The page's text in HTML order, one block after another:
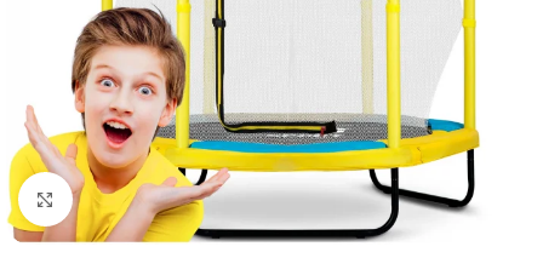
Клацніть, щоб збільшити